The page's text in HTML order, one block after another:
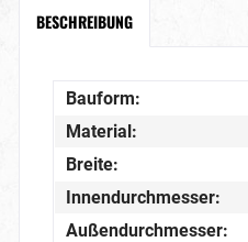
BESCHREIBUNG
Bauform:
Material:
Breite:
Innendurchmesser:
Außendurchmesser: